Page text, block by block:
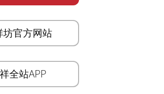
官方网站
全站APP